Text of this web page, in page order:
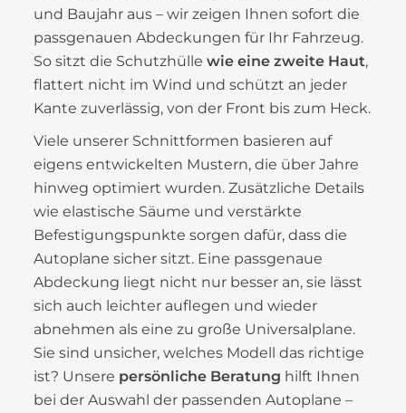
und Baujahr aus – wir zeigen Ihnen sofort die
passgenauen Abdeckungen für Ihr Fahrzeug.
So sitzt die Schutzhülle wie eine zweite Haut,
flattert nicht im Wind und schützt an jeder
Kante zuverlässig, von der Front bis zum Heck.
Viele unserer Schnittformen basieren auf
eigens entwickelten Mustern, die über Jahre
hinweg optimiert wurden. Zusätzliche Details
wie elastische Säume und verstärkte
Befestigungspunkte sorgen dafür, dass die
Autoplane sicher sitzt. Eine passgenaue
Abdeckung liegt nicht nur besser an, sie lässt
sich auch leichter auflegen und wieder
abnehmen als eine zu große Universalplane.
Sie sind unsicher, welches Modell das richtige
ist? Unsere persönliche Beratung hilft Ihnen
bei der Auswahl der passenden Autoplane –